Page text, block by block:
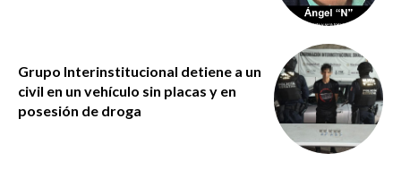
Grupo Interinstitucional detiene a un
civil en un vehículo sin placas y en
posesión de droga